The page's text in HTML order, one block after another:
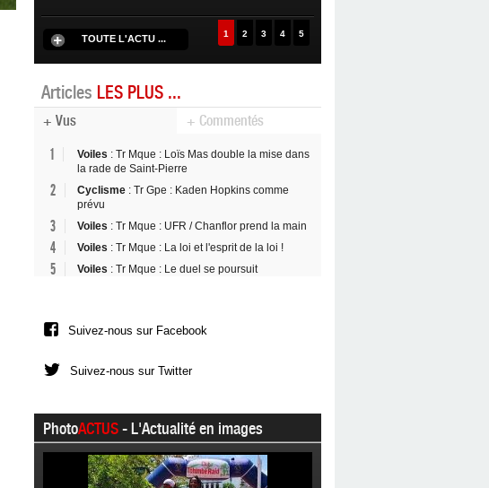
TOUTE L'ACTU ... 1 2 3 4 5
Articles LES PLUS ...
+ Vus + Commentés
1 Voiles : Tr Mque : Loïs Mas double la mise dans
la rade de Saint-Pierre
2 Cyclisme : Tr Gpe : Kaden Hopkins comme
prévu
3 Voiles : Tr Mque : UFR / Chanflor prend la main
4 Voiles : Tr Mque : La loi et l'esprit de la loi !
5 Voiles : Tr Mque : Le duel se poursuit
Suivez-nous sur Facebook
Suivez-nous sur Twitter
PhotoACTUS- L'Actualité en images